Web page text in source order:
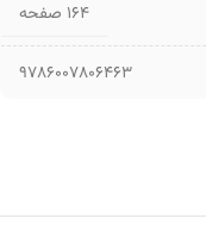
۱۶۴ صفحه
9786007806463